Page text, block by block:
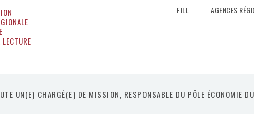
FILL AGENCES
UN(E) CHARGÉ(E) DE MISSION, RESPONSABLE DU PÔLE ÉCONOMIE